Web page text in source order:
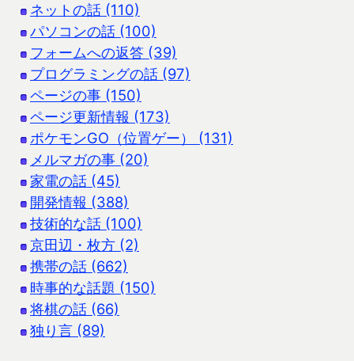
ネットの話 (110)
パソコンの話 (100)
フォームへの返答 (39)
プログラミングの話 (97)
ページの事 (150)
ページ更新情報 (173)
ポケモンGO（位置ゲー） (131)
メルマガの事 (20)
家電の話 (45)
開発情報 (388)
技術的な話 (100)
京田辺・枚方 (2)
携帯の話 (662)
時事的な話題 (150)
将棋の話 (66)
独り言 (89)